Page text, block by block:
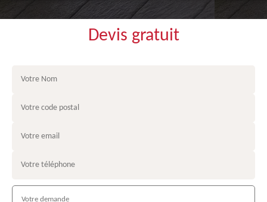
Devis gratuit